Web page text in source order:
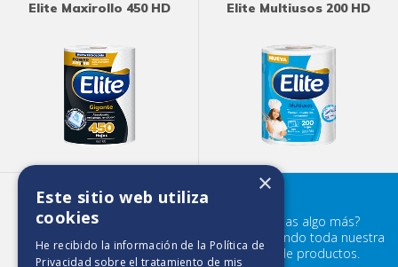
Elite Maxirollo 450 HD Elite Multiusos 200 HD
Elite Maxirollo 250 HD
¿Buscabas algo más?
Prueba mirando toda nuestra
familia de productos.
×
Este sitio web utiliza
cookies
He recibido la información de la Política de
Privacidad sobre el tratamiento de mis